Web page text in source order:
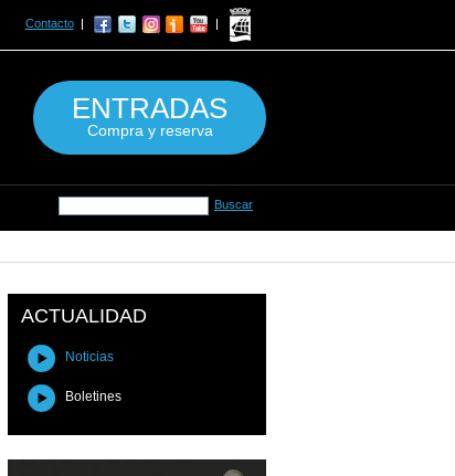
ACTUALIDAD
Noticias
Boletines
Contacto
ENTRADAS
Compra y reserva